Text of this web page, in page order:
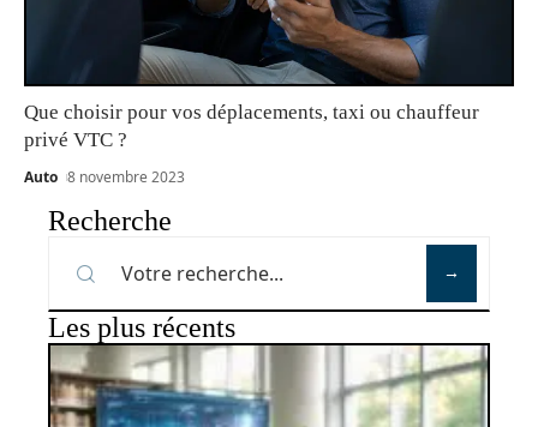
Que choisir pour vos déplacements, taxi ou chauffeur
privé VTC ?
Auto 8 novembre 2023
Recherche
Les plus récents